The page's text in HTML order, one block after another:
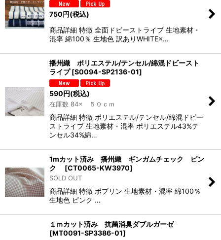
750円(税込)
商品詳細 特徴 全面ドビーストライプ 生地素材・
混率 綿100％ 生地色 訳ありWHITE×…
播州織 ポリエステル/テンセル/綿混ドビースト
ライプ [S0094-SP2136-01]
590円(税込)
在庫数 84× ５０ｃｍ
商品詳細 特徴 ポリエステル/テンセル/綿混ドビー
ストライプ 生地素材・混率 ポリエステル43%テ
ンセル34%綿…
1mカット済み 播州織 ギンガムチェック ピン
ク
[CT0065-KW3970]
SOLD OUT
商品詳細 特徴 ポプリン 生地素材・混率 綿100％
生地色 ピンク …
１ｍカット済み 抗菌消臭ダブルガーゼ
[MT0091-SP3386-01]